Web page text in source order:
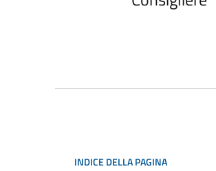
INDICE DELLA PAGINA